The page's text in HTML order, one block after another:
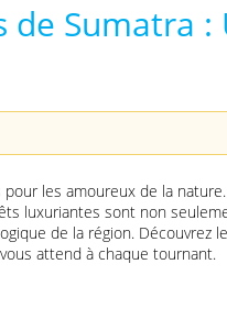
de Sumatra :
les amoureux de la
luxuriantes sont non
de la région. Découvrez
attend à chaque tournant.